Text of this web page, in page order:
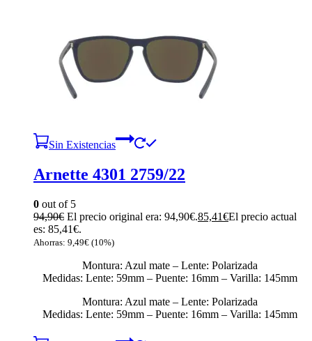
Sin Existencias
Arnette 4301 2759/22
0 out of 5
94,90€ El precio original era: 94,90€.85,41€El precio actual
es: 85,41€.
Ahorras: 9,49€ (10%)
Montura: Azul mate – Lente: Polarizada
Medidas: Lente: 59mm – Puente: 16mm – Varilla: 145mm
Montura: Azul mate – Lente: Polarizada
Medidas: Lente: 59mm – Puente: 16mm – Varilla: 145mm